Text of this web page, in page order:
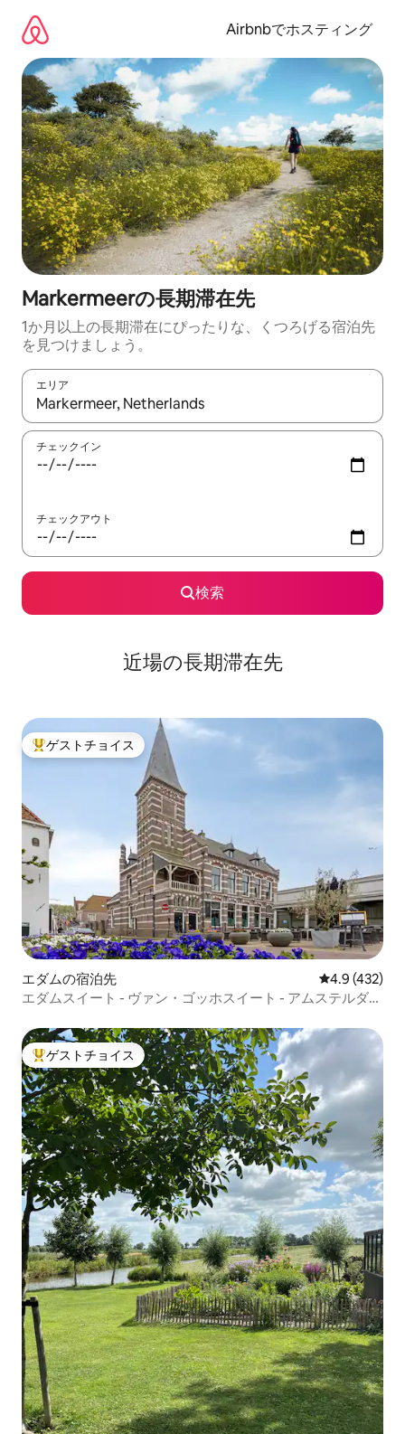
Airbnbでホスティング
Markermeerの長期滞在先
1か月以上の長期滞在にぴったりな、くつろげる宿泊先
を見つけましょう。
エリア
検索結果が表示されたら、上下の矢印キーを使って移動するか
チェックイン
チェックアウト
検索
近場の長期滞在先
大好評のゲストチョイスです。
ゲストチョイス
エダムの宿泊先 レビュー432
4.9 (432)
エダムスイート - ヴァン・ゴッホスイート - アムステルダム
大好評のゲストチョイスです。
ゲストチョイス